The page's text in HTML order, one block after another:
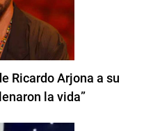
Ricardo Arjona a su
la vida”